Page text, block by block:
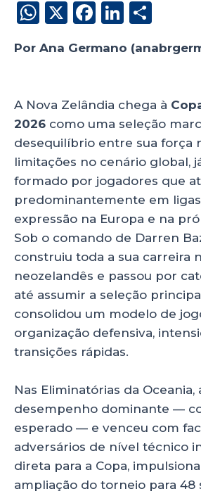
W
a
A
p
p
X
F
c
b
o
o
k
Li
k
dI
n
a
Por Ana Germano
A Nova Zelândia chega à
2026 como uma seleção
desequilíbrio entre sua força
limitações no cenário global,
formado por jogadores que
predominantemente em
expressão na Europa e na
Sob o comando de Darren
construiu toda a sua carreira
neozelandês e passou por
até assumir a seleção
consolidou um modelo de
organização defensiva,
transições rápidas.
Nas Eliminatórias da Oceania,
desempenho dominante —
esperado — e venceu com
adversários de nível técnico
direta para a Copa,
ampliação do torneio para 48